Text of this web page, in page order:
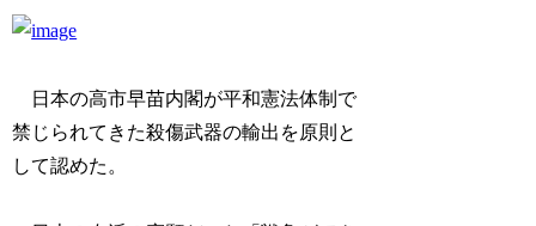
日本の高市早苗内閣が平和憲法体制で
禁じられてきた殺傷武器の輸出を原則と
して認めた。